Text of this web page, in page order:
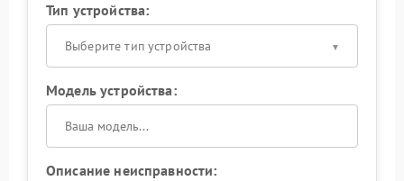
Тип устройства:
Выберите тип устройства
Модель устройства:
Описание неисправности: